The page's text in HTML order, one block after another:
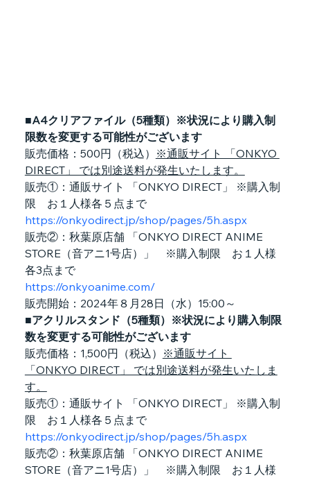
■A4クリアファイル（5種類）※状況により購入制
限数を変更する可能性がございます
販売価格：500円（税込） ※通販サイト 「ONKYO
DIRECT」 では別途送料が発生いたします。
販売①：通販サイト 「ONKYO DIRECT」 ※購入制
限　お１人様各５点まで
https://onkyodirect.jp/shop/pages/5h.aspx
販売②：秋葉原店舗 「ONKYO DIRECT ANIME
STORE（音アニ1号店）」　※購入制限　お１人様
各3点まで
https://onkyoanime.com/
販売開始：2024年８月28日（水）15:00～
■アクリルスタンド（5種類）※状況により購入制限
数を変更する可能性がございます
販売価格：1,500円（税込） ※通販サイト
「ONKYO DIRECT」 では別途送料が発生いたしま
す。
販売①：通販サイト 「ONKYO DIRECT」 ※購入制
限　お１人様各５点まで
https://onkyodirect.jp/shop/pages/5h.aspx
販売②：秋葉原店舗 「ONKYO DIRECT ANIME
STORE（音アニ1号店）」　※購入制限　お１人様